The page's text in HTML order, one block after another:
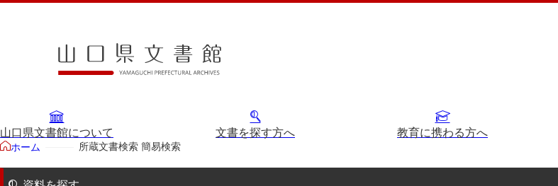
山口県文書館について 文書を探す方へ 教育に携わる方へ
ホーム 所蔵文書検索 簡易検索